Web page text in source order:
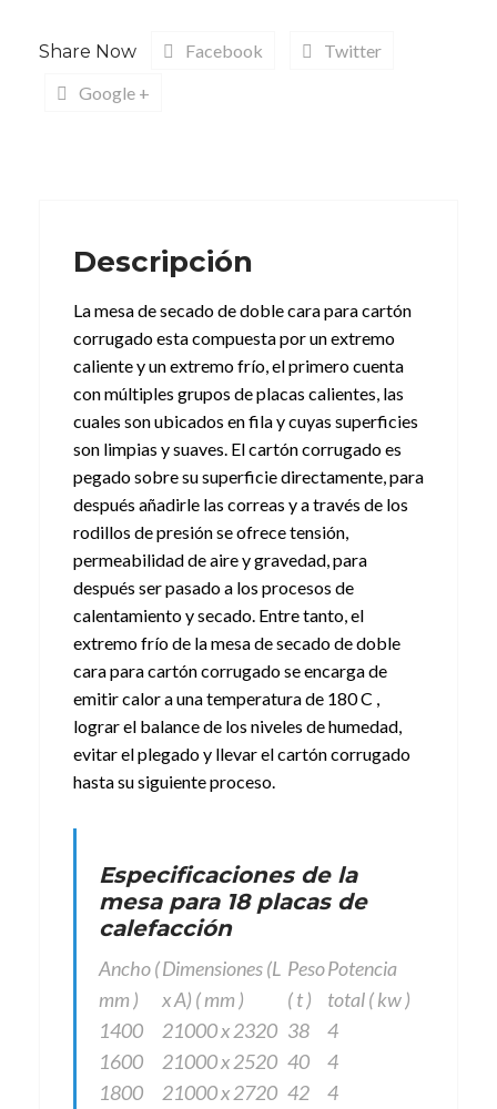
Share Now Facebook
Twitter
Google +
Descripción
La mesa de secado de doble cara para cartón
corrugado esta compuesta por un extremo
caliente y un extremo frío, el primero cuenta
con múltiples grupos de placas calientes, las
cuales son ubicados en fila y cuyas superficies
son limpias y suaves. El cartón corrugado es
pegado sobre su superficie directamente, para
después añadirle las correas y a través de los
rodillos de presión se ofrece tensión,
permeabilidad de aire y gravedad, para
después ser pasado a los procesos de
calentamiento y secado. Entre tanto, el
extremo frío de la mesa de secado de doble
cara para cartón corrugado se encarga de
emitir calor a una temperatura de 180 C ,
lograr el balance de los niveles de humedad,
evitar el plegado y llevar el cartón corrugado
hasta su siguiente proceso.
Especificaciones de la
mesa para 18 placas de
calefacción
Ancho (
mm )
Dimensiones (L
x A) ( mm )
Peso
( t )
Potencia
total ( kw )
1400
21000 x 2320 38
4
1600
21000 x 2520 40
4
1800
21000 x 2720 42
4